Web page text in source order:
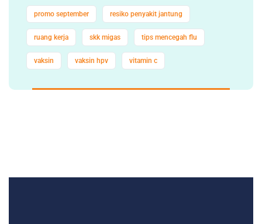
promo september resiko penyakit jantung
ruang kerja skk migas tips mencegah flu
vaksin vaksin hpv vitamin c